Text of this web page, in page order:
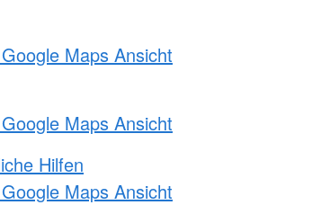
Maps Ansicht
Maps Ansicht
Hilfen
Maps Ansicht